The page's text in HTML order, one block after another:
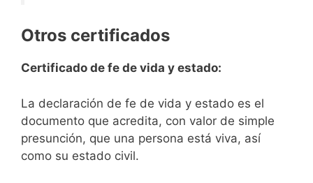
Otros certificados
Certificado de fe de vida y estado:
La declaración de fe de vida y estado es el
documento que acredita, con valor de simple
presunción, que una persona está viva, así
como su estado civil.